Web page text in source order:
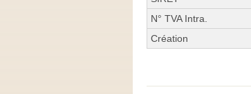
N° TVA Intra.
Création